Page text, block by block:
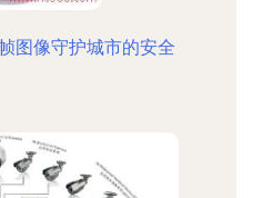
图像守护城市的安全